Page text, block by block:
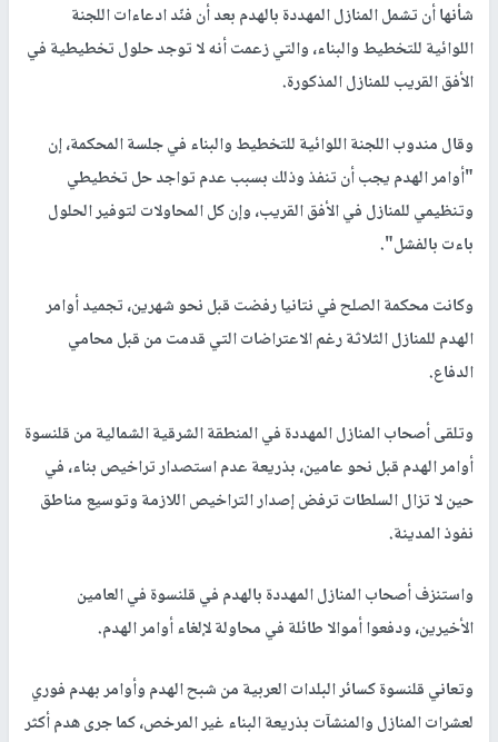
شأنها أن تشمل المنازل المهددة بالهدم بعد أن فنّد ادعاءات اللجنة
اللوائية للتخطيط والبناء، والتي زعمت أنه لا توجد حلول تخطيطية في
الأفق القريب للمنازل المذكورة.
وقال مندوب اللجنة اللوائية للتخطيط والبناء في جلسة المحكمة، إن
"أوامر الهدم يجب أن تنفذ وذلك بسبب عدم تواجد حل تخطيطي
وتنظيمي للمنازل في الأفق القريب، وإن كل المحاولات لتوفير الحلول
باءت بالفشل".
وكانت محكمة الصلح في نتانيا رفضت قبل نحو شهرين، تجميد أوامر
الهدم للمنازل الثلاثة رغم الاعتراضات التي قدمت من قبل محامي
الدفاع.
وتلقى أصحاب المنازل المهددة في المنطقة الشرقية الشمالية من قلنسوة
أوامر الهدم قبل نحو عامين، بذريعة عدم استصدار تراخيص بناء، في
حين لا تزال السلطات ترفض إصدار التراخيص اللازمة وتوسيع مناطق
نفوذ المدينة.
واستنزف أصحاب المنازل المهددة بالهدم في قلنسوة في العامين
الأخيرين، ودفعوا أموالا طائلة في محاولة لإلغاء أوامر الهدم.
وتعاني قلنسوة كسائر البلدات العربية من شبح الهدم وأوامر بهدم فوري
لعشرات المنازل والمنشآت بذريعة البناء غير المرخص، كما جرى هدم أكثر